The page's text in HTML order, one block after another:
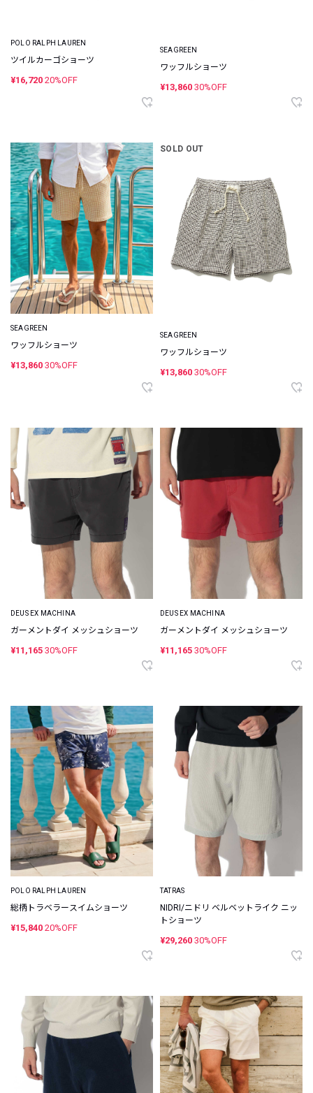
POLO RALPH LAUREN
ツイルカーゴショーツ
¥16,720 20%OFF
SEAGREEN
ワッフルショーツ
¥13,860 30%OFF
SEAGREEN
ワッフルショーツ
¥13,860 30%OFF
SOLD OUT
SEAGREEN
ワッフルショーツ
¥13,860 30%OFF
DEUS EX MACHINA
ガーメントダイ メッシュショーツ
¥11,165 30%OFF
DEUS EX MACHINA
ガーメントダイ メッシュショーツ
¥11,165 30%OFF
POLO RALPH LAUREN
総柄トラベラースイムショーツ
¥15,840 20%OFF
TATRAS
NIDRI/ニドリ ベルベットライク ニッ
トショーツ
¥29,260 30%OFF